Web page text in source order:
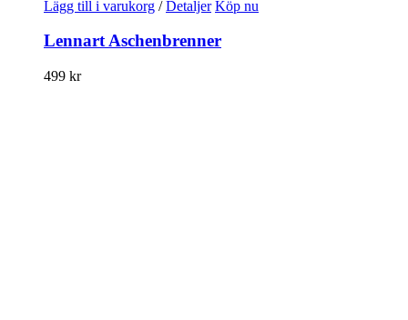
Lägg till i varukorg / Detaljer Köp nu
Lennart Aschenbrenner
499 kr